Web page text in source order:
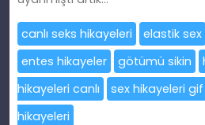
canlı seks hikayeleri elastik sex
entes hikayeler
götümü sikin
hikayeleri canlı
sex hikayeleri gif
hikayeleri